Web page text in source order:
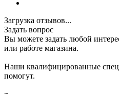
Загрузка отзывов...
Задать вопрос
Вы можете задать любой
или работе магазина.
Наши квалифицированные
помогут.